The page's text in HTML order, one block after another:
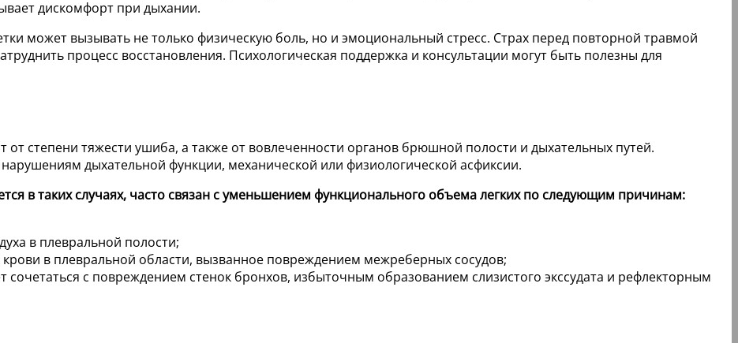
дискомфорт при дыхании.
может вызывать не только физическую боль, но и эмоциональный стресс. Страх перед повторной травмой
процесс восстановления. Психологическая поддержка и консультации могут быть полезны для
степени тяжести ушиба, а также от вовлеченности органов брюшной полости и дыхательных путей.
дыхательной функции, механической или физиологической асфиксии.
в таких случаях, часто связан с уменьшением функционального объема легких по следующим причинам:
в плевральной полости;
в плевральной области, вызванное повреждением межреберных сосудов;
сочетаться с повреждением стенок бронхов, избыточным образованием слизистого экссудата и рефлекторным